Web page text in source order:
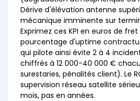
Dérive d'élévation antenne
mécanique imminente sur
Exprimez ces KPI en euros de
pourcentage d'uptime
qui pilote ainsi évite 2 à 4
chiffrés à 12 000-40 000 €
surestaries, pénalités client). Le
supervision réseau satellite
mois, pas en années.